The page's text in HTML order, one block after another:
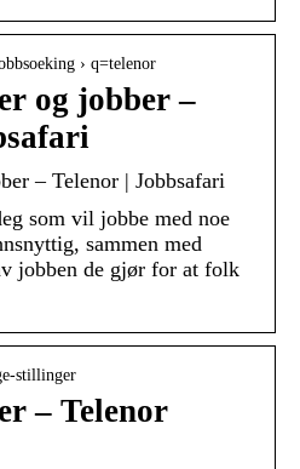
› q=telenor
og jobber –
– Telenor | Jobbsafari
som vil jobbe med noe
sammen med
jobben de gjør for at folk
stillinger
– Telenor